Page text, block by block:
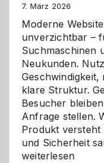
7. März 2026
Moderne
unverzichtbar –
Suchmaschinen
Neukunden.
klare Struktur.
Besucher
Anfrage stellen.
Produkt
und Sicherheit
weiterlesen